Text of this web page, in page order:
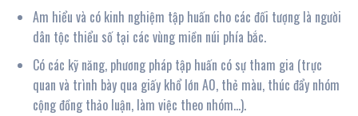
Am hiểu và có kinh nghiệm tập huấn cho các đối tượng là người
dân tộc thiểu số tại các vùng miền núi phía bắc.
Có các kỹ năng, phương pháp tập huấn có sự tham gia (trực
quan và trình bày qua giấy khổ lớn A0, thẻ màu, thúc đẩy nhóm
cộng đồng thảo luận, làm việc theo nhóm…).